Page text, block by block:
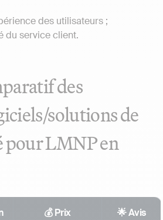
des utilisateurs ;
du service client.
des
solutions de
LMNP en
💰 Prix
🌟 Avis